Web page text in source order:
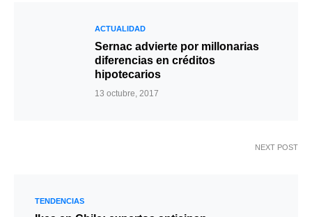
ACTUALIDAD
Sernac advierte por millonarias
diferencias en créditos
hipotecarios
13 octubre, 2017
NEXT POST
TENDENCIAS